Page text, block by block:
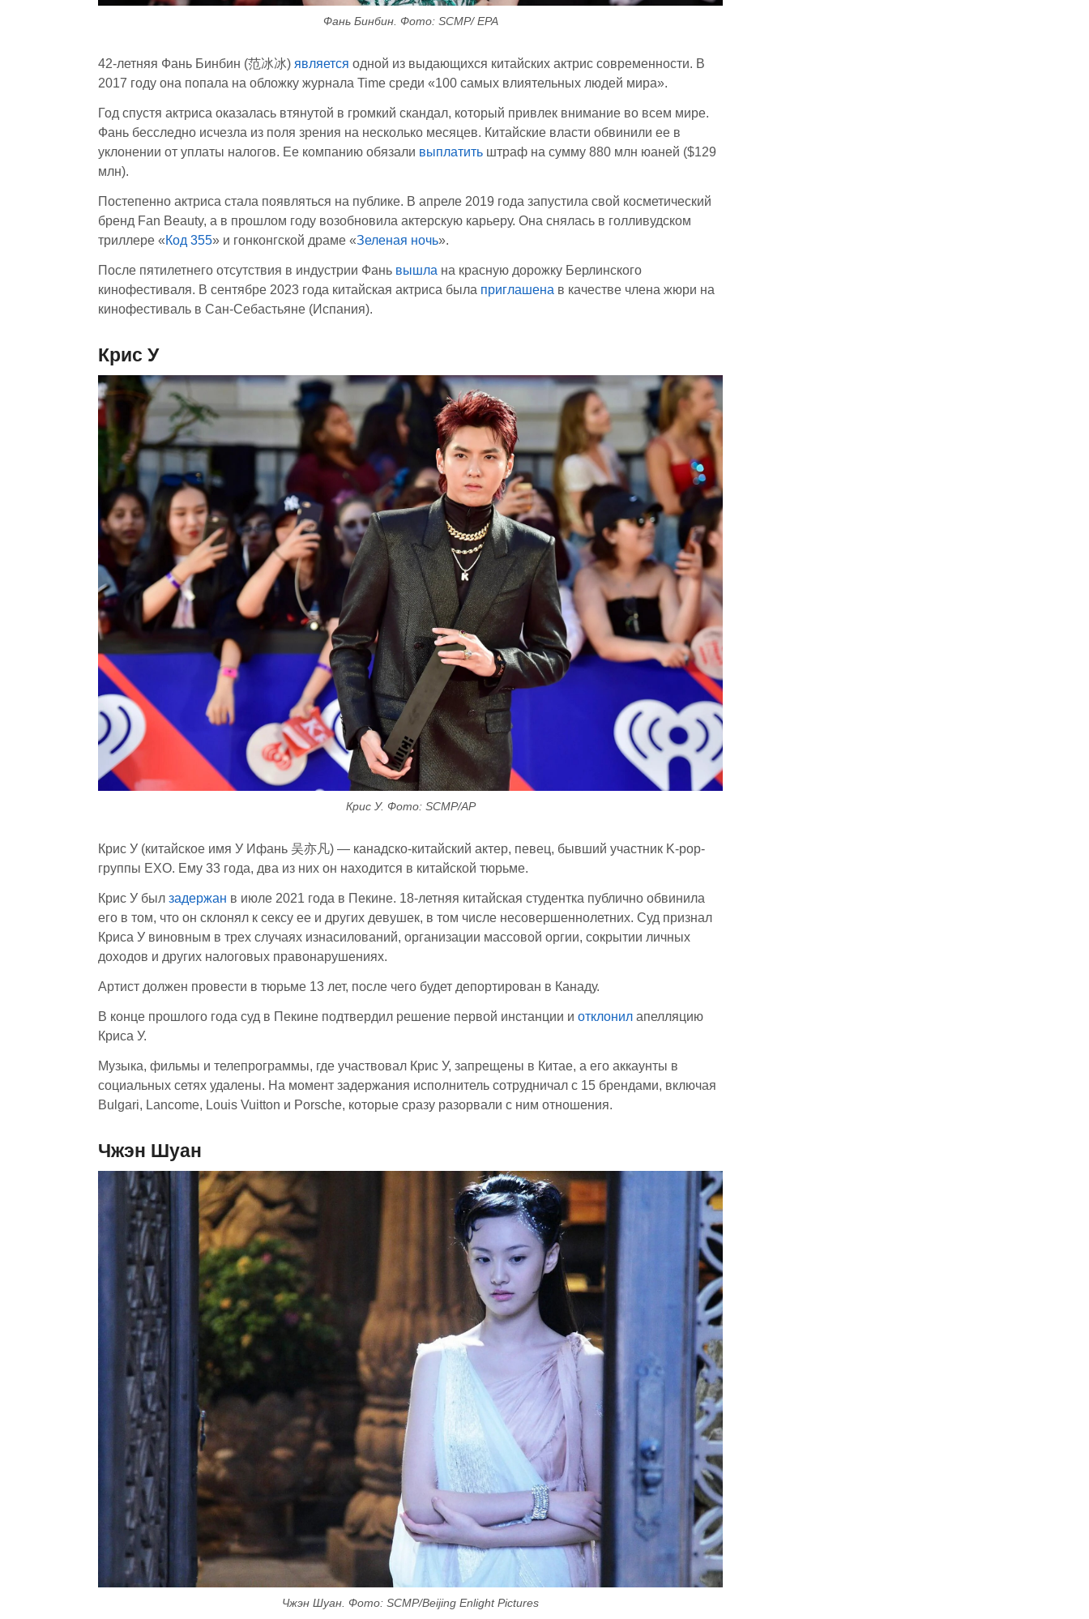
Фань Бинбин. Фото: SCMP/ EPA
42-летняя Фань Бинбин (范冰冰) является одной из выдающихся китайских актрис современности. В
2017 году она попала на обложку журнала Time среди «100 самых влиятельных людей мира».
Год спустя актриса оказалась втянутой в громкий скандал, который привлек внимание во всем мире.
Фань бесследно исчезла из поля зрения на несколько месяцев. Китайские власти обвинили ее в
уклонении от уплаты налогов. Ее компанию обязали выплатить штраф на сумму 880 млн юаней ($129
млн).
Постепенно актриса стала появляться на публике. В апреле 2019 года запустила свой косметический
бренд Fan Beauty, а в прошлом году возобновила актерскую карьеру. Она снялась в голливудском
триллере «Код 355» и гонконгской драме «Зеленая ночь».
После пятилетнего отсутствия в индустрии Фань вышла на красную дорожку Берлинского
кинофестиваля. В сентябре 2023 года китайская актриса была приглашена в качестве члена жюри на
кинофестиваль в Сан-Себастьяне (Испания).
Крис У
Крис У. Фото: SCMP/AP
Крис У (китайское имя У Ифань 吴亦凡) — канадско-китайский актер, певец, бывший участник K-pop-
группы EXO. Ему 33 года, два из них он находится в китайской тюрьме.
Крис У был задержан в июле 2021 года в Пекине. 18-летняя китайская студентка публично обвинила
его в том, что он склонял к сексу ее и других девушек, в том числе несовершеннолетних. Суд признал
Криса У виновным в трех случаях изнасилований, организации массовой оргии, сокрытии личных
доходов и других налоговых правонарушениях.
Артист должен провести в тюрьме 13 лет, после чего будет депортирован в Канаду.
В конце прошлого года суд в Пекине подтвердил решение первой инстанции и отклонил апелляцию
Криса У.
Музыка, фильмы и телепрограммы, где участвовал Крис У, запрещены в Китае, а его аккаунты в
социальных сетях удалены. На момент задержания исполнитель сотрудничал с 15 брендами, включая
Bulgari, Lancome, Louis Vuitton и Porsche, которые сразу разорвали с ним отношения.
Чжэн Шуан
Чжэн Шуан. Фото: SCMP/Beijing Enlight Pictures